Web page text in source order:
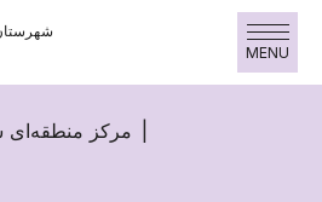
MENU
مرکز منطقه‌ای